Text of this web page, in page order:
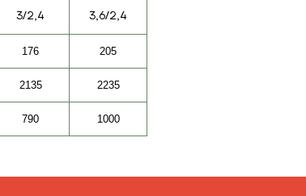
3/2,4 3,6/2,4
176 205
2135 2235
790 1000